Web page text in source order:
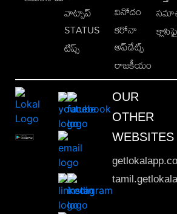
వాట్సాప్
STATUS
టిప్స్
వినోదం
కరోనా
అప్‌డేట్స్
రాజకీయం
OUR
OTHER
WEBSITES